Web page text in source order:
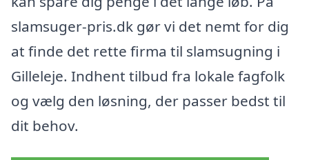
slamsuger-pris.dk gør vi det nemt for dig
at finde det rette firma til slamsugning i
Gilleleje. Indhent tilbud fra lokale fagfolk
og vælg den løsning, der passer bedst til
dit behov.